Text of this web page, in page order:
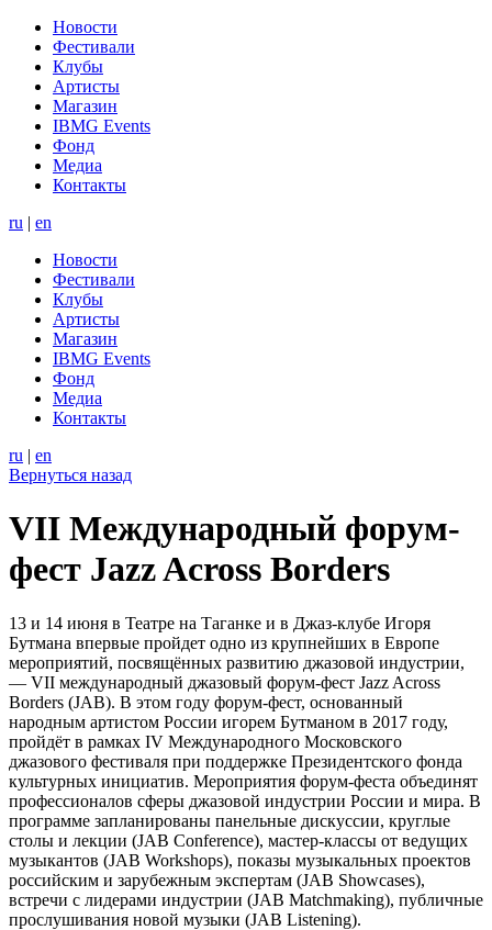
Новости
Фестивали
Клубы
Артисты
Магазин
IBMG Events
Фонд
Медиа
Контакты
ru | en
Новости
Фестивали
Клубы
Артисты
Магазин
IBMG Events
Фонд
Медиа
Контакты
ru | en
Вернуться назад
VII Международный форум-
фест Jazz Across Borders
13 и 14 июня в Театре на Таганке и в Джаз-клубе Игоря
Бутмана впервые пройдет одно из крупнейших в Европе
мероприятий, посвящённых развитию джазовой индустрии,
— VII международный джазовый форум-фест Jazz Across
Borders (JAB). В этом году форум-фест, основанный
народным артистом России игорем Бутманом в 2017 году,
пройдёт в рамках IV Международного Московского
джазового фестиваля при поддержке Президентского фонда
культурных инициатив. Мероприятия форум-феста объединят
профессионалов сферы джазовой индустрии России и мира. В
программе запланированы панельные дискуссии, круглые
столы и лекции (JAB Conference), мастер-классы от ведущих
музыкантов (JAB Workshops), показы музыкальных проектов
российским и зарубежным экспертам (JAB Showcases),
встречи с лидерами индустрии (JAB Matchmaking), публичные
прослушивания новой музыки (JAB Listening).